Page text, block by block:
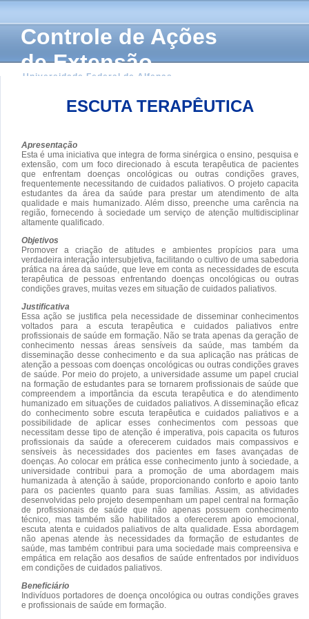
Controle de Ações
de Extensão
Universidade Federal de Alfenas
ESCUTA TERAPÊUTICA
Apresentação
Esta é uma iniciativa que integra de forma sinérgica o ensino, pesquisa e
extensão, com um foco direcionado à escuta terapêutica de pacientes
que enfrentam doenças oncológicas ou outras condições graves,
frequentemente necessitando de cuidados paliativos. O projeto capacita
estudantes da área da saúde para prestar um atendimento de alta
qualidade e mais humanizado. Além disso, preenche uma carência na
região, fornecendo à sociedade um serviço de atenção multidisciplinar
altamente qualificado.
Objetivos
Promover a criação de atitudes e ambientes propícios para uma
verdadeira interação intersubjetiva, facilitando o cultivo de uma sabedoria
prática na área da saúde, que leve em conta as necessidades de escuta
terapêutica de pessoas enfrentando doenças oncológicas ou outras
condições graves, muitas vezes em situação de cuidados paliativos.
Justificativa
Essa ação se justifica pela necessidade de disseminar conhecimentos
voltados para a escuta terapêutica e cuidados paliativos entre
profissionais de saúde em formação. Não se trata apenas da geração de
conhecimento nessas áreas sensíveis da saúde, mas também da
disseminação desse conhecimento e da sua aplicação nas práticas de
atenção a pessoas com doenças oncológicas ou outras condições graves
de saúde. Por meio do projeto, a universidade assume um papel crucial
na formação de estudantes para se tornarem profissionais de saúde que
compreendem a importância da escuta terapêutica e do atendimento
humanizado em situações de cuidados paliativos. A disseminação eficaz
do conhecimento sobre escuta terapêutica e cuidados paliativos e a
possibilidade de aplicar esses conhecimentos com pessoas que
necessitam desse tipo de atenção é imperativa, pois capacita os futuros
profissionais da saúde a oferecerem cuidados mais compassivos e
sensíveis às necessidades dos pacientes em fases avançadas de
doenças. Ao colocar em prática esse conhecimento junto à sociedade, a
universidade contribui para a promoção de uma abordagem mais
humanizada à atenção à saúde, proporcionando conforto e apoio tanto
para os pacientes quanto para suas famílias. Assim, as atividades
desenvolvidas pelo projeto desempenham um papel central na formação
de profissionais de saúde que não apenas possuem conhecimento
técnico, mas também são habilitados a oferecerem apoio emocional,
escuta atenta e cuidados paliativos de alta qualidade. Essa abordagem
não apenas atende às necessidades da formação de estudantes de
saúde, mas também contribui para uma sociedade mais compreensiva e
empática em relação aos desafios de saúde enfrentados por indivíduos
em condições de cuidados paliativos.
Beneficiário
Indivíduos portadores de doença oncológica ou outras condições graves
e profissionais de saúde em formação.